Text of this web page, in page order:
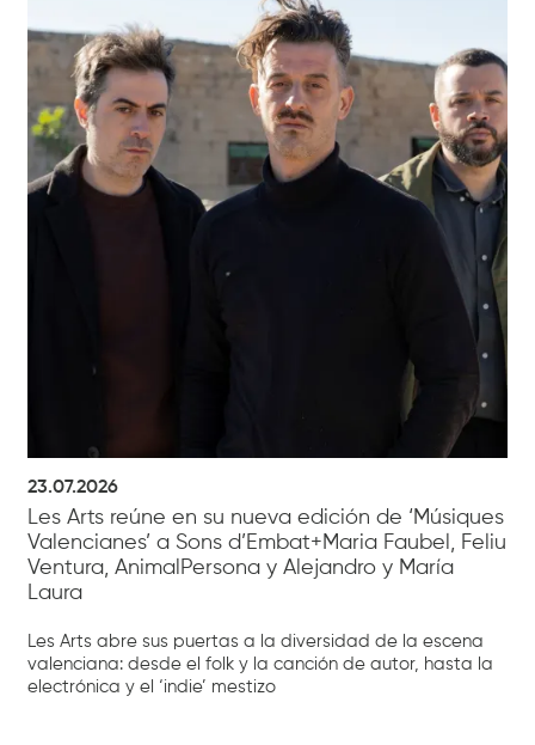
23.07.2026
Les Arts reúne en su nueva edición de ‘Músiques
Valencianes’ a Sons d’Embat+Maria Faubel, Feliu
Ventura, AnimalPersona y Alejandro y María
Laura
Les Arts abre sus puertas a la diversidad de la escena
valenciana: desde el folk y la canción de autor, hasta la
electrónica y el ‘indie’ mestizo